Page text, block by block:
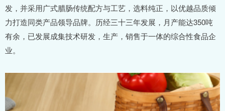
发，并采用广式腊肠传统配方与工艺，选料纯正，以优越品质倾
力打造同类产品领导品牌。历经三十三年发展，月产能达350吨
有余，已发展成集技术研发，生产，销售于一体的综合性食品企
业。